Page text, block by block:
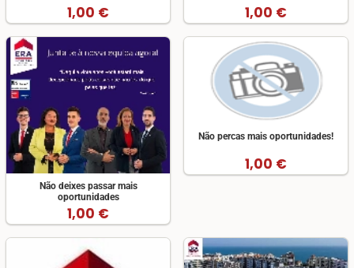
1,00 € 1,00 €
Não deixes passar mais
oportunidades
1,00 €
Não percas mais oportunidades!
1,00 €